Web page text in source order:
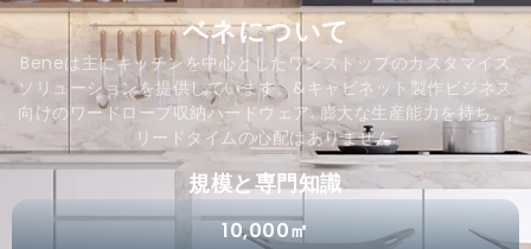
ベネについて
Beneは主にキッチンを中心としたワンストップのカスタマイズ
ソリューションを提供しています。&キャビネット製作ビジネス
向けのワードローブ収納ハードウェア. 膨大な生産能力を持ち、,
リードタイムの​​心配はありません.
規模と専門知識
10,000㎡